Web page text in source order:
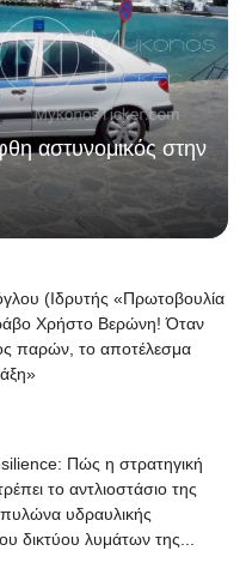
αστυνομικός στην
(Ιδρυτής «Πρωτοβουλία
Χρήστο Βερώνη! Όταν
παρών, το αποτέλεσμα
Πώς η στρατηγική
το αντλιοστάσιο της
υδραυλικής
δικτύου λυμάτων της...